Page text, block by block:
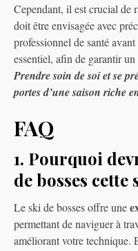
Cependant, il est crucial de
doit être envisagée avec
professionnel de santé
essentiel, afin de garantir
Prendre soin de soi et se
portes d’une saison riche
FAQ
1. Pourquoi
de bosses cette
Le ski de bosses offre une
permettant de naviguer à
améliorant votre technique.